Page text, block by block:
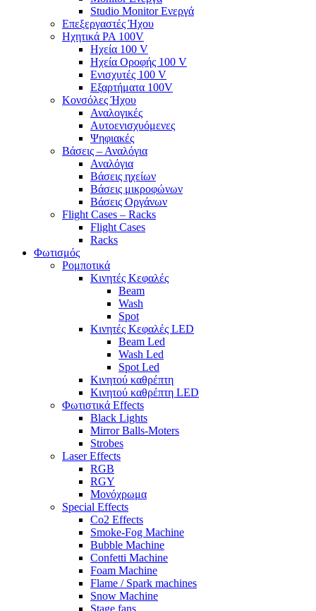
Studio Monitor Ενεργά
Επεξεργαστές Ήχου
Ηχητικά PA 100V
Ηχεία 100 V
Ηχεία Οροφής 100 V
Ενισχυτές 100 V
Εξαρτήματα 100V
Κονσόλες Ήχου
Αναλογικές
Αυτοενισχυόμενες
Ψηφιακές
Βάσεις – Αναλόγια
Αναλόγια
Βάσεις ηχείων
Βάσεις μικροφώνων
Βάσεις Οργάνων
Flight Cases – Racks
Flight Cases
Racks
Φωτισμός
Ρομποτικά
Κινητές Κεφαλές
Beam
Wash
Spot
Κινητές Κεφαλές LED
Beam Led
Wash Led
Spot Led
Κινητού καθρέπτη
Κινητού καθρέπτη LED
Φωτιστικά Effects
Black Lights
Mirror Balls-Moters
Strobes
Laser Effects
RGB
RGY
Μονόχρωμα
Special Effects
Co2 Effects
Smoke-Fog Machine
Bubble Machine
Confetti Machine
Foam Machine
Flame / Spark machines
Snow Machine
Stage fans